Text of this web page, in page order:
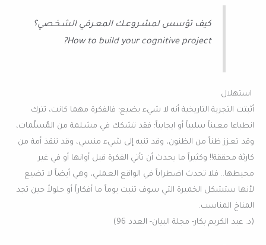
كيف تؤسس لمشـروعـك المعـرفي الشـخـصي؟
How to build your cognitive project?
استهلال
أثبتت التجربة التاريخية أنه لا شيء يضيع؛ فالفكرة مهما كانت، تترك
انطباعا معـيناً سلبياً أو ايجابياً؛ فقد تشكك في مسَـلمة من المُسلّمات،
وقد تعـزز ظناً من الظنون، وقد تنبه إلى شيء منسي، وقد تنقذ أمة من
كارثة محققة!! وكثيراً ما يحدث أن تأتي الفكرة قبل أوانها أو في غير
محيطها.. فلا تحدث اضطراباً في الواقع العـملي، وهي أيضاً لا تضيع
لأنها ستشكل الخميرة التي سوف تنبت يوماً ما أفكاراً أو حلولاً حين تجد
المناخ المناسب.
(د. عبد الكريم بكار- مجلة البيان- العدد 96)